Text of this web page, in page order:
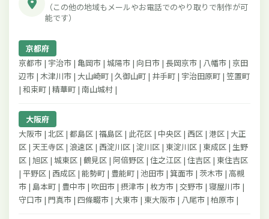
（この他の地域もメールやお電話でのやり取りで制作が可
能です）
京都府
京都市 | 宇治市 | 亀岡市 | 城陽市 | 向日市 | 長岡京市 | 八幡市 | 京田
辺市 | 木津川市 | 大山崎町 | 久御山町 | 井手町 | 宇治田原町 | 笠置町
| 和束町 | 精華町 | 南山城村 |
大阪府
大阪市 | 北区 | 都島区 | 福島区 | 此花区 | 中央区 | 西区 | 港区 | 大正
区 | 天王寺区 | 浪速区 | 西淀川区 | 淀川区 | 東淀川区 | 東成区 | 生野
区 | 旭区 | 城東区 | 鶴見区 | 阿倍野区 | 住之江区 | 住吉区 | 東住吉区
| 平野区 | 西成区 | 能勢町 | 豊能町 | 池田市 | 箕面市 | 茨木市 | 高槻
市 | 島本町 | 豊中市 | 吹田市 | 摂津市 | 枚方市 | 交野市 | 寝屋川市 |
守口市 | 門真市 | 四條畷市 | 大東市 | 東大阪市 | 八尾市 | 柏原市 |